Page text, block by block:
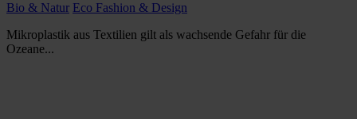
Bio & Natur Eco Fashion & Design
Mikroplastik aus Textilien gilt als wachsende Gefahr für die
Ozeane...